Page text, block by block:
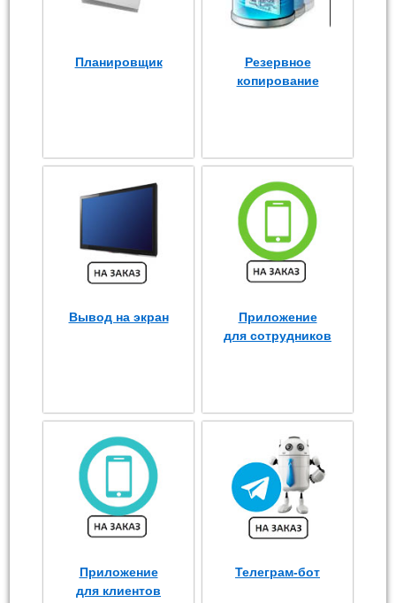
Планировщик
Резервное
копирование
Вывод на экран
Приложение
для сотрудников
Приложение
для клиентов
Телеграм-бот